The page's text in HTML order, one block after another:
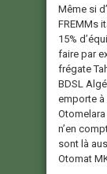
Même si
FREMMs
15%
faire par
frégate
BDSL
emporte
n’en
sont là
Otomat